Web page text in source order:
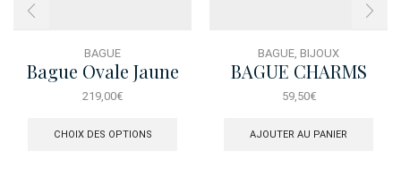
BAGUE
Bague Ovale Jaune
Prestige T56
219,00€
CHOIX DES OPTIONS
BAGUE, BIJOUX
BAGUE CHARMS
PERLES
59,50€
AJOUTER AU PANIER